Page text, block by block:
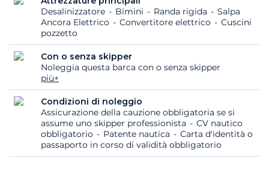
Desalinizzatore
Bimini Randa rigida
Salpa
Ancora Elettrico
Convertitore elettrico
Cuscini
pozzetto
Con o senza skipper
Noleggia questa barca con o senza skipper
più+
Condizioni di noleggio
Assicurazione della cauzione obbligatoria se si
assume uno skipper professionista
CV nautico
obbligatorio
Patente nautica
Carta d'identità o
passaporto in corso di validità obbligatorio